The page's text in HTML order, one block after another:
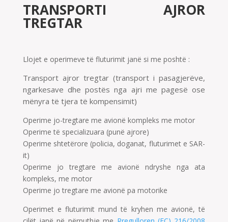
TRANSPORTI AJROR
TREGTAR
Llojet e operimeve të fluturimit janë si me poshtë :
Transport ajror tregtar (transport i pasagjerëve,
ngarkesave dhe postës nga ajri me pagesë ose
mënyra të tjera të kompensimit)
Operime jo-tregtare me avionë kompleks me motor
Operime të specializuara (punë ajrore)
Operime shtetërore (policia, doganat, fluturimet e SAR-
it)
Operime jo tregtare me avionë ndryshe nga ata
kompleks, me motor
Operime jo tregtare me avionë pa motorike
Operimet e fluturimit mund të kryhen me avionë, të